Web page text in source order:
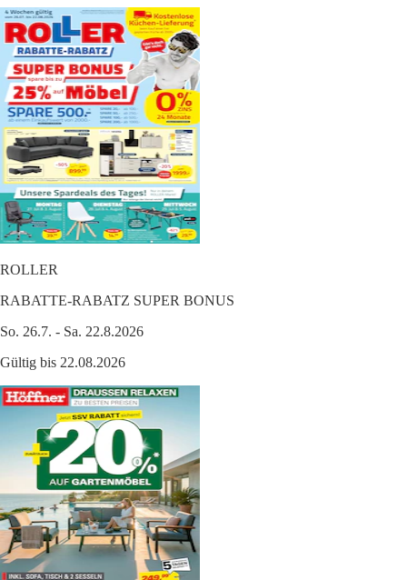
ROLLER
RABATTE-RABATZ SUPER BONUS
So. 26.7. - Sa. 22.8.2026
Gültig bis 22.08.2026